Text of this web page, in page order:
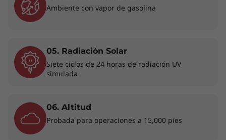
Ambiente con vapor de gasolina
05. Radiación Solar
Siete ciclos de 24 horas de radiación UV
simulada
06. Altitud
Probada para operaciones a 15,000 pies